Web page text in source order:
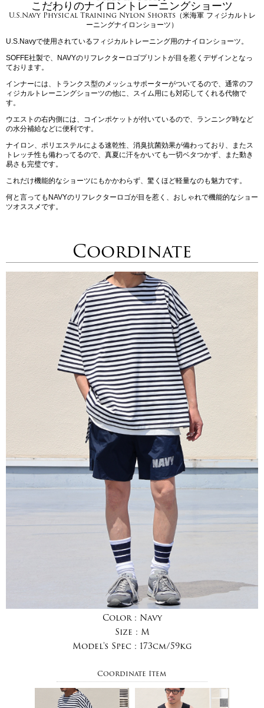
こだわりのナイロントレーニングショーツ
U.S.Navy Physical Training Nylon Shorts（米海軍 フィジカルトレ
ーニングナイロンショーツ）
U.S.Navyで使用されているフィジカルトレーニング用のナイロンショーツ。
SOFFE社製で、NAVYのリフレクターロゴプリントが目を惹くデザインとなっ
ております。
インナーには、トランクス型のメッシュサポーターがついてるので、通常のフ
ィジカルトレーニングショーツの他に、スイム用にも対応してくれる代物で
す。
ウエストの右内側には、コインポケットが付いているので、ランニング時など
の水分補給などに便利です。
ナイロン、ポリエステルによる速乾性、消臭抗菌効果が備わっており、またス
トレッチ性も備わってるので、真夏に汗をかいても一切ベタつかず、また動き
易さも完璧です。
これだけ機能的なショーツにもかかわらず、驚くほど軽量なのも魅力です。
何と言ってもNAVYのリフレクターロゴが目を惹く、おしゃれで機能的なショー
ツオススメです。
Coordinate
Color : Navy
Size : M
Model's Spec : 173cm/59kg
Coordinate Item